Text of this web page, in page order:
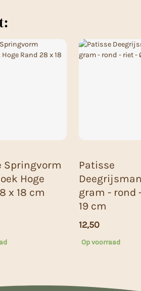
Springvorm
Hoge
x 18 cm
Patisse
gram - rond
19 cm
12,50
Op voorraad